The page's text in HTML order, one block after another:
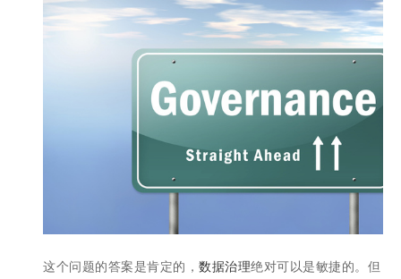
这个问题的答案是肯定的，数据治理绝对可以是敏捷的。但